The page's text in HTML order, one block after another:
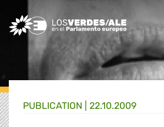
Greens/EFA Home
PUBLICATION | 22.10.2009